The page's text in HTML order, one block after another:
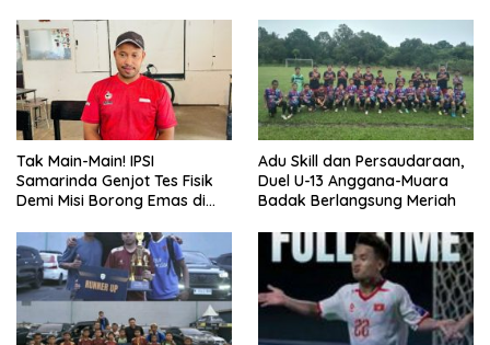
Tak Main-Main! IPSI
Samarinda Genjot Tes Fisik
Demi Misi Borong Emas di
Adu Skill dan Persaudaraan,
Duel U-13 Anggana-Muara
Badak Berlangsung Meriah